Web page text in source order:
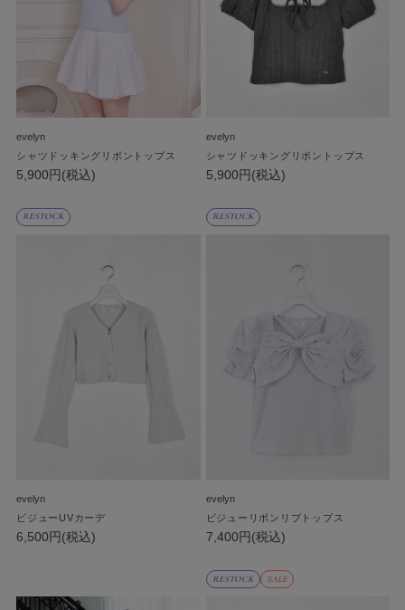
evelyn
シャツドッキングリボントップス
5,900円(税込)
evelyn
シャツドッキングリボントップス
5,900円(税込)
RESTOCK
evelyn
ビジューUVカーデ
6,500円(税込)
RESTOCK
evelyn
ビジューリボンリブトップス
7,400円(税込)
RESTOCK SALE